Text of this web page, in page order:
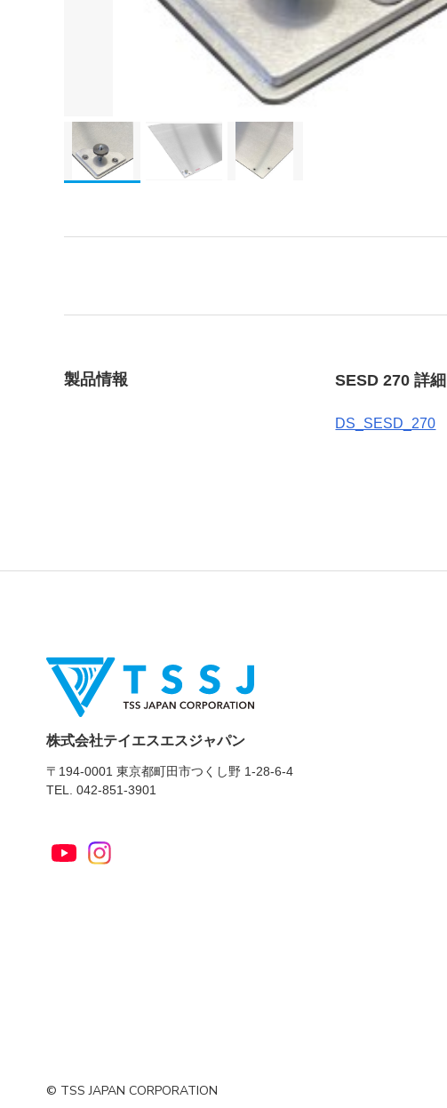
高周波部品
ハンドヘルド型スペクトラム
アナライザ
製品情報 SESD 270 詳細
DS_SESD_270
株式会社テイエスエスジャパン
〒194-0001 東京都町田市つくし野 1-28-6-4
TEL. 042-851-3901
© TSS JAPAN CORPORATION